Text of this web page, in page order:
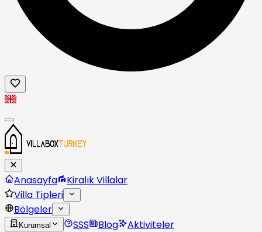
Anasayfa
Kiralık Villalar
Villa Tipleri
Bölgeler
Kurumsal SSS Blog
Aktiviteler